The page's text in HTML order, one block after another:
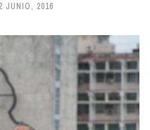
JUNIO, 2016